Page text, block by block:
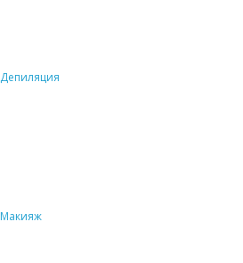
Депиляция
Макияж